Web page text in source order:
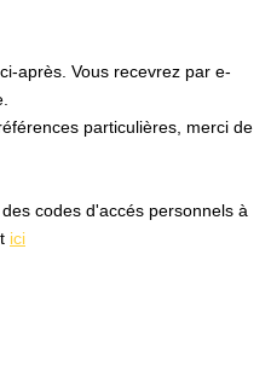
après. Vous recevrez par e-
particulières, merci de
codes d'accés personnels à
ici